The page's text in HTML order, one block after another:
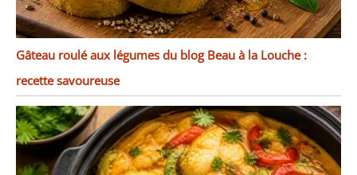
Gâteau roulé aux légumes du blog Beau à la Louche :
recette savoureuse